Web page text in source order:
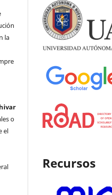
la
o
el
Recursos